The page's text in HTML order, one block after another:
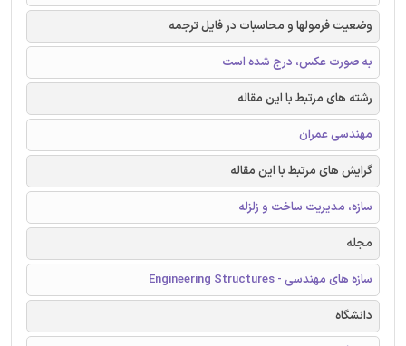
وضعیت فرمولها و محاسبات در فایل ترجمه
به صورت عکس، درج شده است
رشته های مرتبط با این مقاله
مهندسی عمران
گرایش های مرتبط با این مقاله
سازه، مدیریت ساخت و زلزله
مجله
سازه های مهندسی - Engineering Structures
دانشگاه